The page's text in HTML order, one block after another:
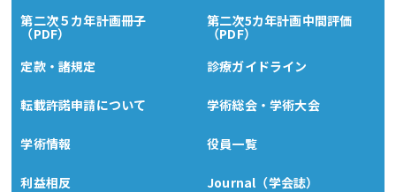
第二次５カ年計画冊子
（PDF）
第二次5カ年計画中間評価
（PDF）
定款・諸規定
診療ガイドライン
転載許諾申請について 学術総会・学術大会
学術情報 役員一覧
利益相反 Journal（学会誌）